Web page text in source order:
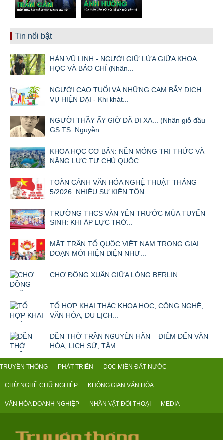
Tin nổi bật
HÀN VŨ LINH - NGƯỜI GIỮ LỬA GIỮA KHOA
HỌC VÀ BÁO CHÍ (Nhân...
NGƯỜI CAO TUỔI VÀ NHỮNG CẠM BẪY DỊCH
VỤ HIỆN ĐẠI - Khi khát...
NGƯỜI THẦY ẤY GIỜ ĐÃ ĐI XA... (Nhân giỗ đầu
GS.TS. Nguyễn...
KHOA HỌC CƠ BẢN: NỀN MÓNG TRI THỨC VÀ
NĂNG LỰC TỰ CHỦ QUỐC...
TOÀN CẢNH VĂN HÓA NGHỆ THUẬT THÁNG
5/2026: NHIỀU SỰ KIỆN TÔN...
TRƯỜNG THCS VĂN YÊN TRƯỚC MÙA TUYỂN
SINH: KHI ÁP LỰC TRỞ...
MẶT TRẬN TỔ QUỐC VIỆT NAM TRONG GIAI
ĐOẠN MỚI HIỆN DIỆN NHƯ...
CHỢ ĐỒNG XUÂN GIỮA LÒNG BERLIN
TỔ HỢP KHAI THÁC KHOA HỌC, CÔNG NGHỆ,
VĂN HÓA, DU LỊCH...
ĐỀN THỜ TRẦN NGUYÊN HÃN – ĐIỂM ĐẾN VĂN
HÓA, LỊCH SỬ, TÂM...
TRUYỀN THỐNG PHÁT TRIỂN DỌC MIỀN ĐẤT NƯỚC
CHỮ NGHỀ CHỮ NGHIỆP KHÔNG GIAN VĂN HÓA
VĂN HÓA DOANH NGHIỆP NHÂN VẬT ĐỐI THOẠI MEDIA